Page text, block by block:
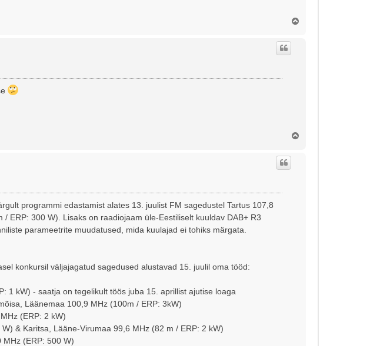
programmi edastamist alates 13. juulist FM sagedustel Tartus 107,8
ERP: 300 W). Lisaks on raadiojaam üle-Eestiliselt kuuldav DAB+ R3
parameetrite muudatused, mida kuulajad ei tohiks märgata.
konkursil väljajagatud sagedused alustavad 15. juulil oma tööd:
1 kW) - saatja on tegelikult töös juba 15. aprillist ajutise loaga
Läänemaa 100,9 MHz (100m / ERP: 3kW)
(ERP: 2 kW)
& Karitsa, Lääne-Virumaa 99,6 MHz (82 m / ERP: 2 kW)
(ERP: 500 W)